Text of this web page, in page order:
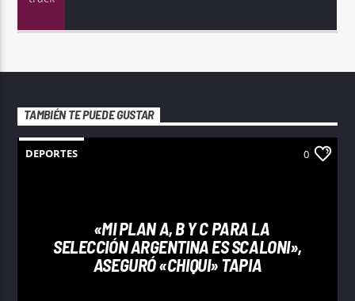
TAMBIÉN TE PUEDE GUSTAR
DEPORTES 0
«MI PLAN A, B Y C PARA LA
SELECCIÓN ARGENTINA ES SCALONI»,
ASEGURÓ «CHIQUI» TAPIA